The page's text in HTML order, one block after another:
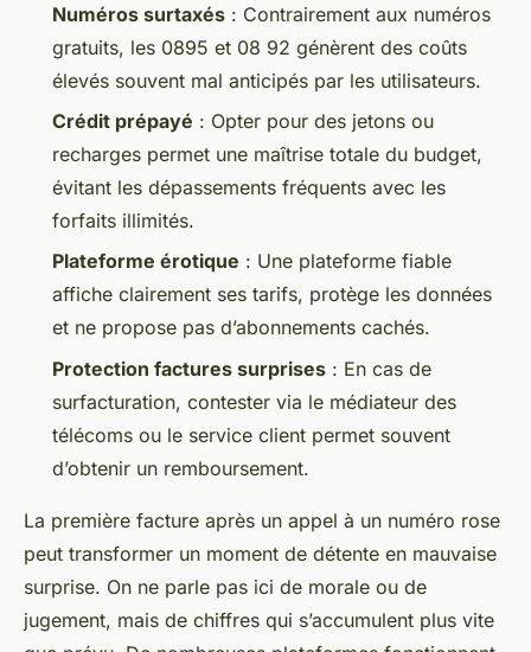
Numéros surtaxés : Contrairement aux numéros
gratuits, les 0895 et 08 92 génèrent des coûts
élevés souvent mal anticipés par les utilisateurs.
Crédit prépayé : Opter pour des jetons ou
recharges permet une maîtrise totale du budget,
évitant les dépassements fréquents avec les
forfaits illimités.
Plateforme érotique : Une plateforme fiable
affiche clairement ses tarifs, protège les données
et ne propose pas d’abonnements cachés.
Protection factures surprises : En cas de
surfacturation, contester via le médiateur des
télécoms ou le service client permet souvent
d’obtenir un remboursement.
La première facture après un appel à un numéro rose
peut transformer un moment de détente en mauvaise
surprise. On ne parle pas ici de morale ou de
jugement, mais de chiffres qui s’accumulent plus vite